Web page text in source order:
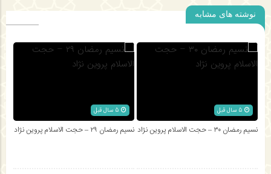
نوشته های مشابه
نسیم رمضان ۳۰ – حجت الاسلام پروین نژاد نسیم رمضان ۲۹ – حجت الاسلام پروین نژاد